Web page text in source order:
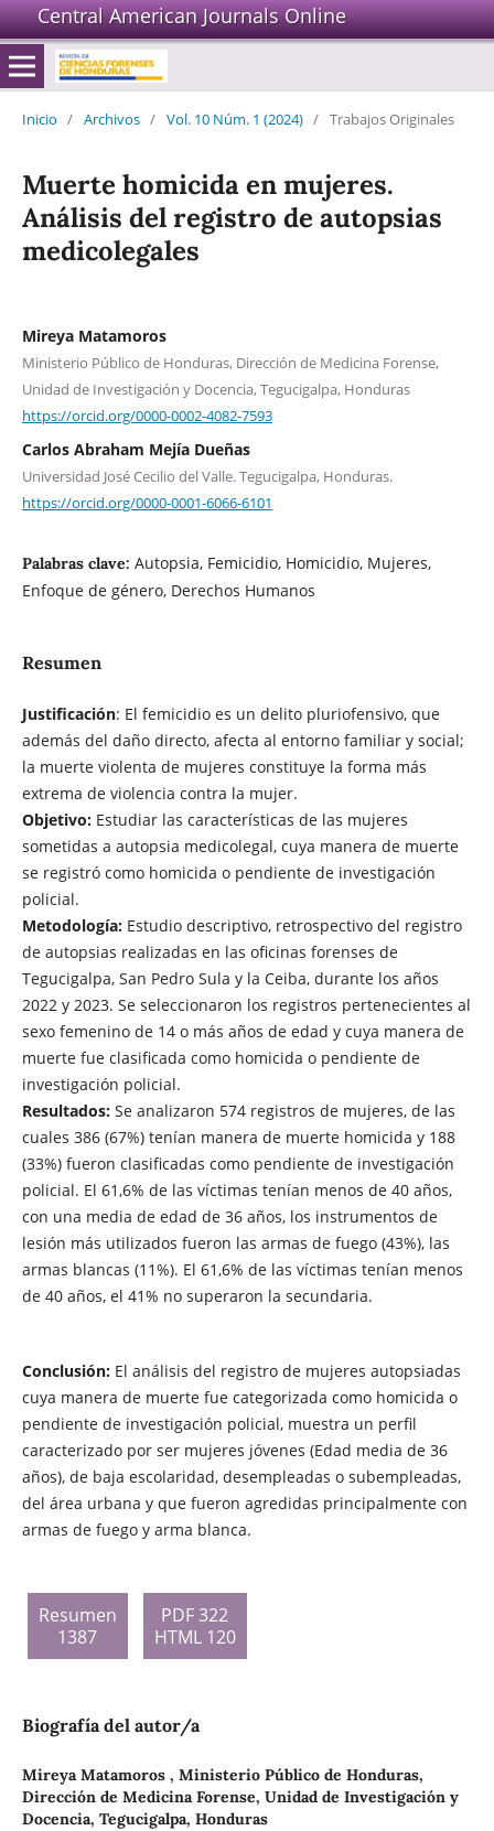
Central American Journals Online
Inicio / Archivos / Vol. 10 Núm. 1 (2024) / Trabajos Originales
Muerte homicida en mujeres.
Análisis del registro de autopsias
medicolegales
Mireya Matamoros
Ministerio Público de Honduras, Dirección de Medicina Forense,
Unidad de Investigación y Docencia, Tegucigalpa, Honduras
https://orcid.org/0000-0002-4082-7593
Carlos Abraham Mejía Dueñas
Universidad José Cecilio del Valle. Tegucigalpa, Honduras.
https://orcid.org/0000-0001-6066-6101
Palabras clave: Autopsia, Femicidio, Homicidio, Mujeres,
Enfoque de género, Derechos Humanos
Resumen
Justificación: El femicidio es un delito pluriofensivo, que
además del daño directo, afecta al entorno familiar y social;
la muerte violenta de mujeres constituye la forma más
extrema de violencia contra la mujer.
Objetivo:Estudiar las características de las mujeres
sometidas a autopsia medicolegal, cuya manera de muerte
se registró como homicida o pendiente de investigación
policial.
Metodología:Estudio descriptivo, retrospectivo del registro
de autopsias realizadas en las oficinas forenses de
Tegucigalpa, San Pedro Sula y la Ceiba, durante los años
2022 y 2023. Se seleccionaron los registros pertenecientes al
sexo femenino de 14 o más años de edad y cuya manera de
muerte fue clasificada como homicida o pendiente de
investigación policial.
Resultados:Se analizaron 574 registros de mujeres, de las
cuales 386 (67%) tenían manera de muerte homicida y 188
(33%) fueron clasificadas como pendiente de investigación
policial. El 61,6% de las víctimas tenían menos de 40 años,
con una media de edad de 36 años, los instrumentos de
lesión más utilizados fueron las armas de fuego (43%), las
armas blancas (11%). El 61,6% de las víctimas tenían menos
de 40 años, el 41% no superaron la secundaria.
Conclusión:El análisis del registro de mujeres autopsiadas
cuya manera de muerte fue categorizada como homicida o
pendiente de investigación policial, muestra un perfil
caracterizado por ser mujeres jóvenes (Edad media de 36
años), de baja escolaridad, desempleadas o subempleadas,
del área urbana y que fueron agredidas principalmente con
armas de fuego y arma blanca.
Resumen
1387
PDF 322
HTML 120
Biografía del autor/a
Mireya Matamoros , Ministerio Público de Honduras,
Dirección de Medicina Forense, Unidad de Investigación y
Docencia, Tegucigalpa, Honduras